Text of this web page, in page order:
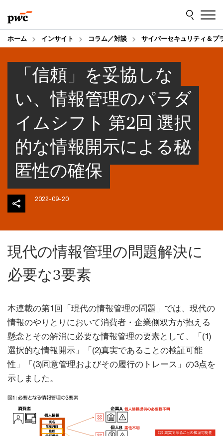
to
content
to
footer
ホーム インサイト コラム／対談 サイバーセキュリティ＆プ
「信頼」を妥協しな
い、情報管理のパラダ
イムシフト 第2回 選択
的な情報開示による秘
匿性の確保
2022-09-20
現代の情報管理の問題解決に
必要な3要素
本連載の第1回「現代の情報管理の問題」では、現代の
情報のやりとりにおいて消費者・企業側双方が抱える
懸念とその解消に必要な情報管理の要素として、「(1)
選択的な情報開示」「(2)真実であることの検証可能
性」「(3)同意管理およびその履行のトレース」の3点を
示しました。